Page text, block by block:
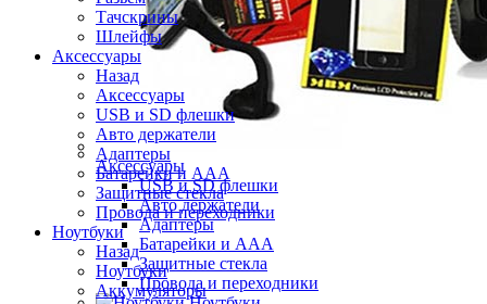
Аксессуары
USB и SD флешки
Авто держатели
Адаптеры
Батарейки и ААА
Защитные стекла
Провода и переходники
Тачскрины
Шлейфы
Аксессуары
Назад
Аксессуары
USB и SD флешки
Авто держатели
Адаптеры
Батарейки и ААА
Защитные стекла
Провода и переходники
Ноутбуки
Назад
Ноутбуки
Аккумуляторы